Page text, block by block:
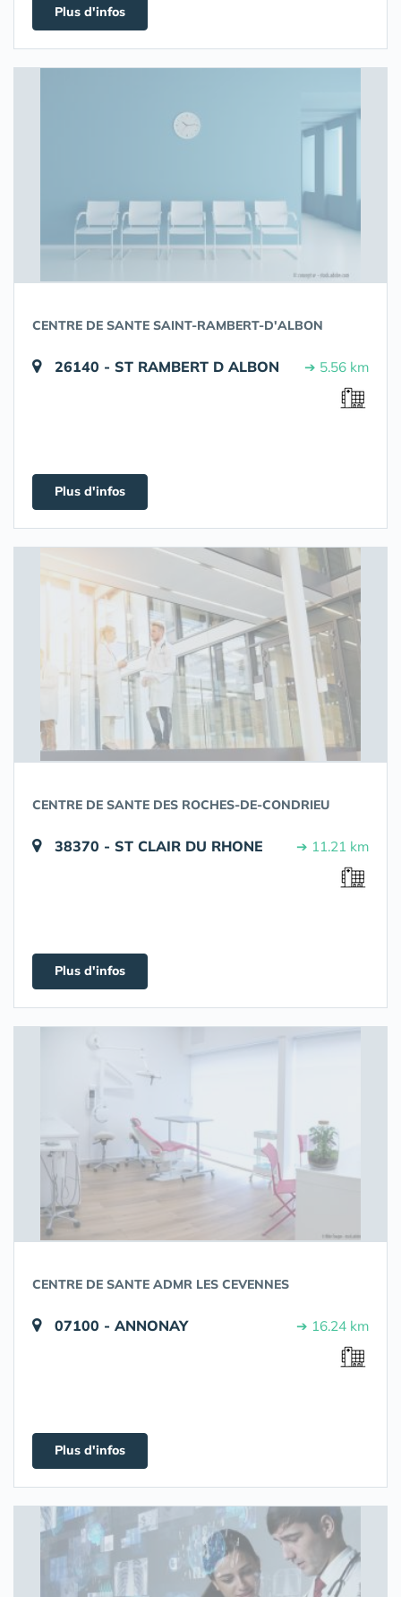
Plus d'infos
CENTRE DE SANTE SAINT-RAMBERT-D'ALBON
26140 - ST RAMBERT D ALBON ➔ 5.56 km
Plus d'infos
CENTRE DE SANTE DES ROCHES-DE-CONDRIEU
38370 - ST CLAIR DU RHONE ➔ 11.21 km
Plus d'infos
CENTRE DE SANTE ADMR LES CEVENNES
07100 - ANNONAY ➔ 16.24 km
Plus d'infos